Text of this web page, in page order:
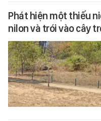
Phát hiện một thiếu
nilon và trói vào cây